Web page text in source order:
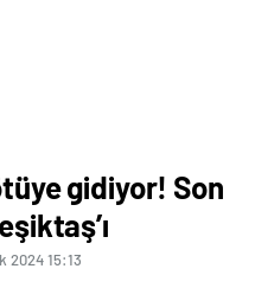
gidiyor! Son
2024 15:13